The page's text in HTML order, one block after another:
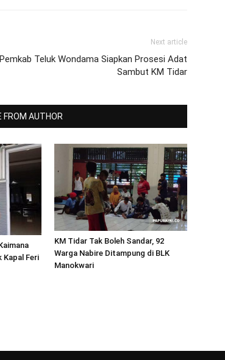
Next article
Pemkab Teluk Wondama Siapkan Prosesi Adat
Sambut KM Tidar
FROM AUTHOR
Kapal Feri
KM Tidar Tak Boleh Sandar, 92
Warga Nabire Ditampung di BLK
Manokwari